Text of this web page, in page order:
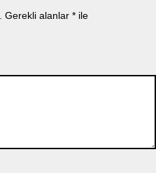
Gerekli alanlar * ile